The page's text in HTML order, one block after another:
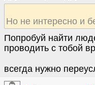
Но не интересно и
Попробуй найти
проводить с тобой
всегда нужно